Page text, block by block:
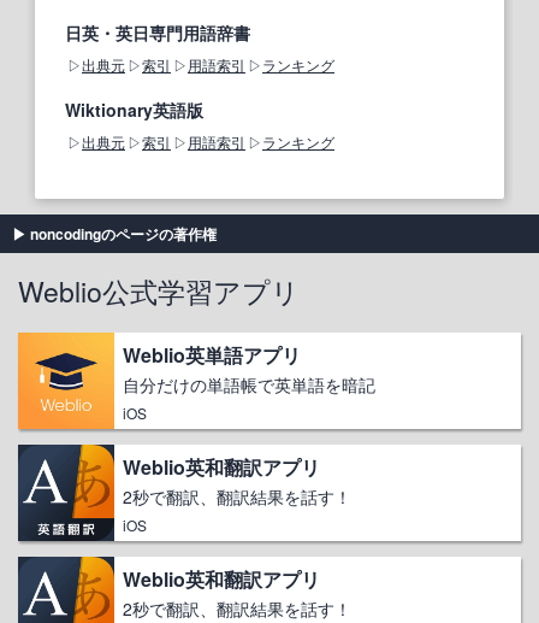
日英・英日専門用語辞書
出典元 索引 用語索引 ランキング
Wiktionary英語版
出典元 索引 用語索引 ランキング
noncodingのページの著作権
Weblio公式学習アプリ
Weblio英単語アプリ
自分だけの単語帳で英単語を暗記
iOS
Weblio英和翻訳アプリ
2秒で翻訳、翻訳結果を話す！
iOS
Weblio英和翻訳アプリ
2秒で翻訳、翻訳結果を話す！